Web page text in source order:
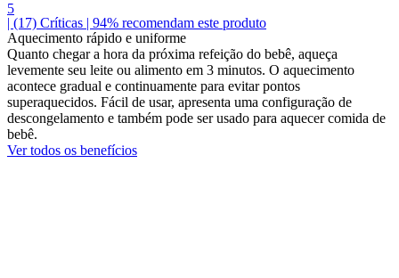
5
| (17) Críticas | 94% recomendam este produto
Aquecimento rápido e uniforme
Quanto chegar a hora da próxima refeição do bebê, aqueça
levemente seu leite ou alimento em 3 minutos. O aquecimento
acontece gradual e continuamente para evitar pontos
superaquecidos. Fácil de usar, apresenta uma configuração de
descongelamento e também pode ser usado para aquecer comida de
bebê.
Ver todos os benefícios